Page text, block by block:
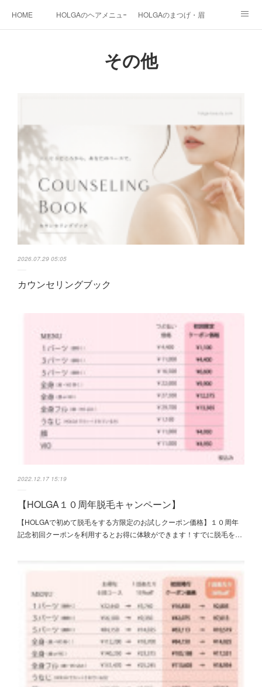
HOME HOLGAのヘアメニュー HOLGAのまつげ・眉
HOLGA STAFF
その他
2026.07.29 05:05
カウンセリングブック
2022.12.17 15:19
【HOLGA１０周年脱毛キャンペーン】
【HOLGAで初めて脱毛をする方限定のお試しクーポン価格】１０周年
記念初回クーポンを利用するとお得に体験ができます！すでに脱毛を…